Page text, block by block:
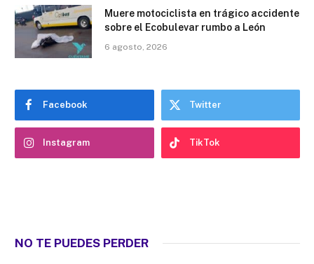
Muere motociclista en trágico accidente
sobre el Ecobulevar rumbo a León
6 agosto, 2026
Facebook Twitter
Instagram TikTok
NO TE PUEDES PERDER